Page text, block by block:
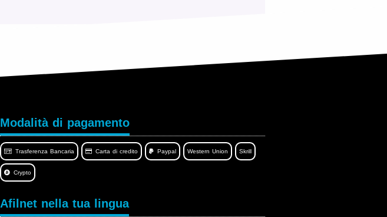
Modalità di pagamento
Trasferenza Bancaria Carta di credito Paypal Western Union Skrill
Crypto
Afilnet nella tua lingua